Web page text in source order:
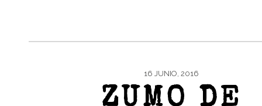
16 JUNIO, 2016
ZUMO DE